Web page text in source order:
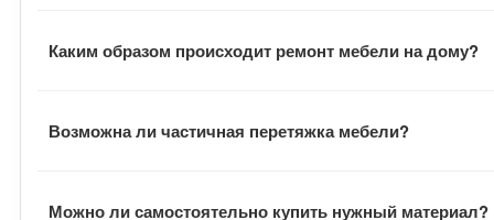
В среднем заказ выполняется в течение двух недель
Каким образом происходит ремонт мебели на дому?
После подписания документов, заказчик
Возможна ли частичная перетяжка мебели?
В зависимости от пожеланий заказчика, мастера
Можно ли самостоятельно купить нужный материал?